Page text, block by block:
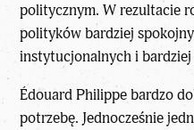
politycznym. W rezultacie
polityków bardziej
instytucjonalnych i
Édouard Philippe bardzo
potrzebę. Jednocześnie